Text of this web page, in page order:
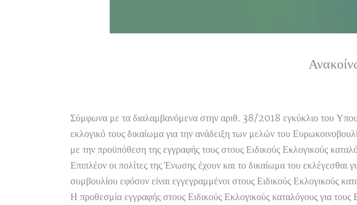
Σύμφωνα με τα διαλαμβανόμενα στην αριθ. 38/2018 εγκύκλιο του
εκλογικό τους δικαίωμα για την ανάδειξη των μελών του
με την προϋπόθεση της εγγραφής τους στους Ειδικούς Εκλογικούς
Επιπλέον οι πολίτες της Ένωσης έχουν και το δικαίωμα του
συμβουλίου εφόσον είναι εγγεγραμμένοι στους Ειδικούς Εκλογικούς
Η προθεσμία εγγραφής στους Ειδικούς Εκλογικούς καταλόγους για